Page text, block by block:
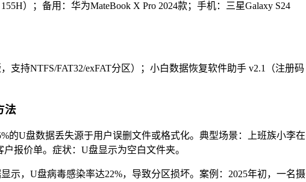
）；备用：华为MateBook X Pro 2024款；手机：三星Galaxy S24
支持NTFS/FAT32/exFAT分区）；小白数据恢复软件助手 v2.1（注册码
法
的U盘数据丢失源于用户误删文件或格式化。典型场景：上班族小李在
报价单。症状：U盘显示为空白文件夹。
示，U盘病毒感染率达22%，导致分区损坏。案例：2025年初，一名摄